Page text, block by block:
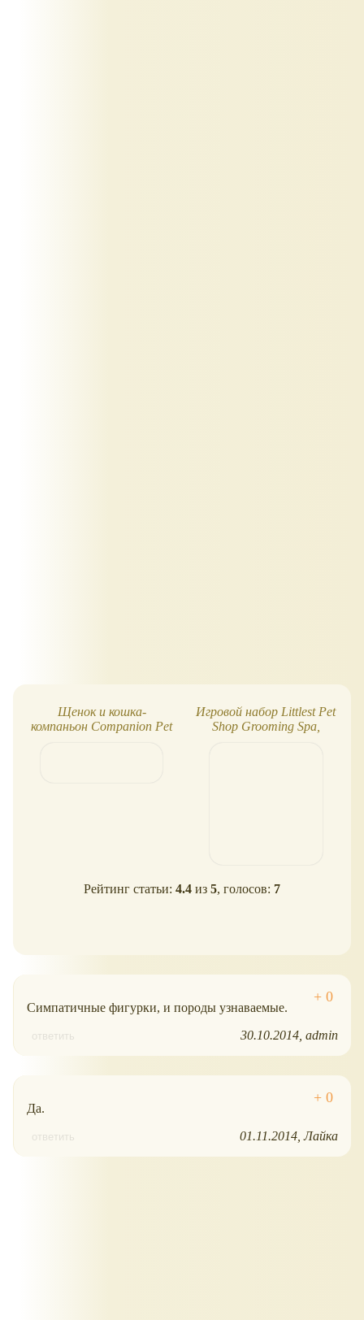
Щенок и кошка-
компаньон Companion Pet
Игровой набор Littlest Pet
Shop Grooming Spa,
Рейтинг статьи: 4.4 из 5, голосов: 7
Симпатичные фигурки, и породы узнаваемые.
ответить 30.10.2014 admin
Да.
ответить 01.11.2014 Лайка